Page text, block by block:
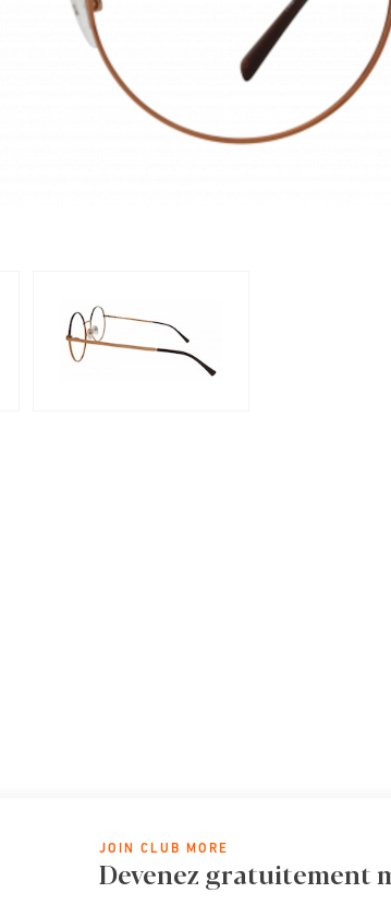
JOIN CLUB MORE
Devenez gratuitement